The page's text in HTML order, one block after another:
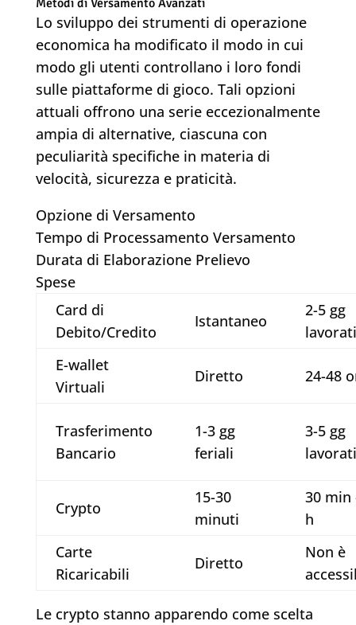
Metodi di Versamento Avanzati
Lo sviluppo dei strumenti di operazione
economica ha modificato il modo in cui
modo gli utenti controllano i loro fondi
sulle piattaforme di gioco. Tali opzioni
attuali offrono una serie eccezionalmente
ampia di alternative, ciascuna con
peculiarità specifiche in materia di
velocità, sicurezza e praticità.
Opzione di Versamento
Tempo di Processamento Versamento
Durata di Elaborazione Prelievo
Spese
Card di
Debito/Credito
Istantaneo
2-5 gg
E-wallet
Virtuali
Diretto 24-48
Trasferimento
Bancario
1-3 gg
feriali
3-5 gg
Crypto
15-30
minuti
30 min
h
Carte
Ricaricabili
Diretto
Non è
Le crypto stanno apparendo come scelta